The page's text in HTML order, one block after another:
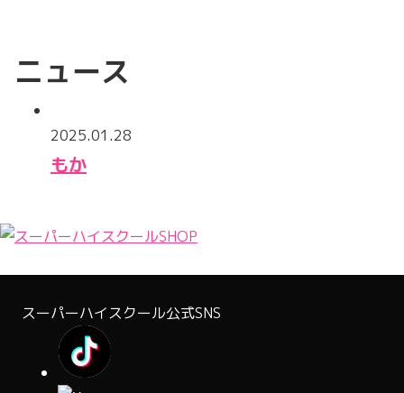
ニュース
2025.01.28
もか
スーパーハイスクール公式SNS